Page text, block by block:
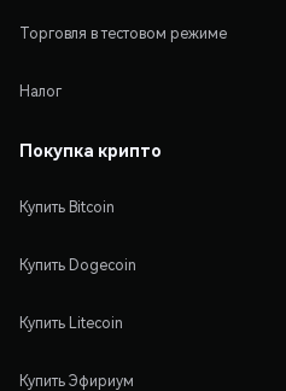
Торговля в тестовом режиме
Налог
Покупка крипто
Купить Bitcoin
Купить Dogecoin
Купить Litecoin
Купить Эфириум